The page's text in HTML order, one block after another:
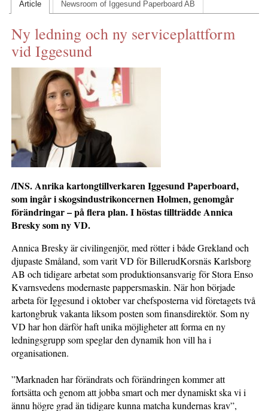
KONTAKTA OSS
INS HEMSIDOR
OM OSS
Article Newsroom of Iggesund Paperboard AB
Ny ledning och ny serviceplattform
vid Iggesund
/INS. Anrika kartongtillverkaren Iggesund Paperboard,
som ingår i skogsindustrikoncernen Holmen, genomgår
förändringar – på flera plan. I höstas tillträdde Annica
Bresky som ny VD.
Annica Bresky är civilingenjör, med rötter i både Grekland och
djupaste Småland, som varit VD för BillerudKorsnäs Karlsborg
AB och tidigare arbetat som produktionsansvarig för Stora Enso
Kvarnsvedens modernaste pappersmaskin. När hon började
arbeta för Iggesund i oktober var chefsposterna vid företagets två
kartongbruk vakanta liksom posten som finansdirektör. Som ny
VD har hon därför haft unika möjligheter att forma en ny
ledningsgrupp som speglar den dynamik hon vill ha i
organisationen.
”Marknaden har förändrats och förändringen kommer att
fortsätta och genom att jobba smart och mer dynamiskt ska vi i
ännu högre grad än tidigare kunna matcha kundernas krav”,